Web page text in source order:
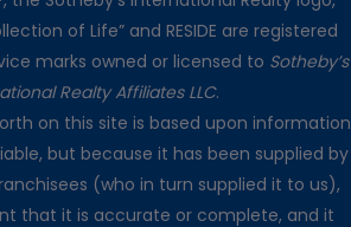
of Life” and RESIDE are registered
marks owned or licensed to Sotheby’s
Realty Affiliates LLC.
on this site is based upon information
but because it has been supplied by
(who in turn supplied it to us),
that it is accurate or complete, and it